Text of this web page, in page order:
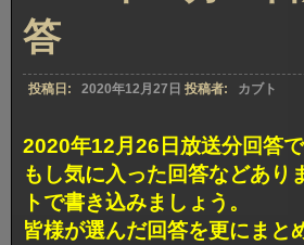
答
投稿日: 2020年12月27日 投稿者: カブト
2020年12月26日放送分回答で
もし気に入った回答などあり
トで書き込みましょう。
皆様が選んだ回答を更にまと